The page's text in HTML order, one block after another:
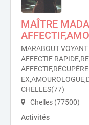
MAÎTRE
MARABOUT
AFFECTIF
CHELLES(77)
Chelles (77500)
Activités